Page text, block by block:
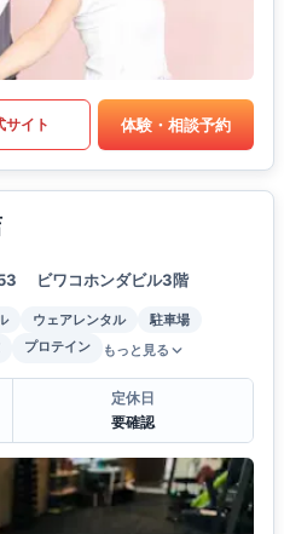
サイト 体験・相談予約
ビワコホンダビル3階
ウェアレンタル
駐車場
プロテイン もっと見る
定休日
要確認